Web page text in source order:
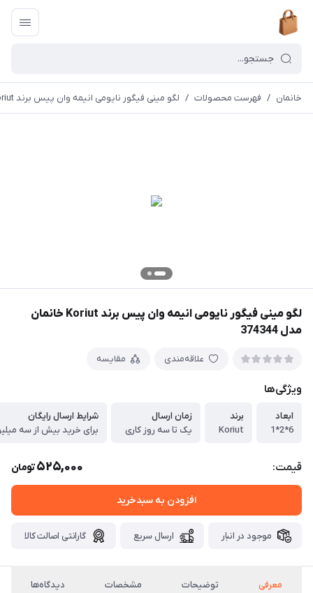
خانمان / فهرست محصولات / لگو مینی فیگور نایومی انیمه وان پیس برند Koriut خانمان مدل 374344
لگو مینی فیگور نایومی انیمه وان پیس برند Koriut خانمان
مدل 374344
علاقه‌مندی مقایسه
ویژگی‌ها
ابعاد
6*2*1
برند
Koriut
زمان ارسال
یک تا سه روز کاری
شرایط ارسال رایگان
برای خرید بیش از سه
قیمت: 525,000تومان
افزودن به سبدخرید
موجود در انبار ارسال سریع گارانتی اصالت کالا
معرفی توضیحات مشخصات دیدگاه‌ها